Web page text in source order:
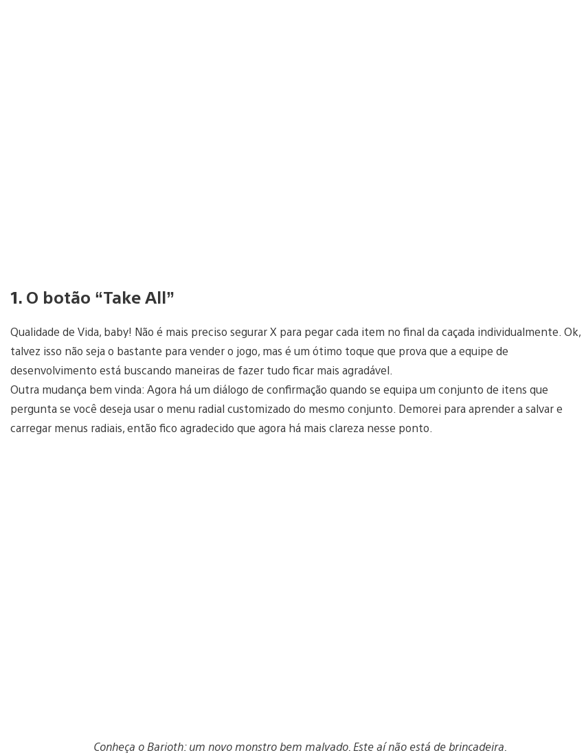
1. O botão “Take All”
Qualidade de Vida, baby! Não é mais preciso segurar X para pegar cada item no final da caçada individualmente. Ok,
talvez isso não seja o bastante para vender o jogo, mas é um ótimo toque que prova que a equipe de
desenvolvimento está buscando maneiras de fazer tudo ficar mais agradável.
Outra mudança bem vinda: Agora há um diálogo de confirmação quando se equipa um conjunto de itens que
pergunta se você deseja usar o menu radial customizado do mesmo conjunto. Demorei para aprender a salvar e
carregar menus radiais, então fico agradecido que agora há mais clareza nesse ponto.
Conheça o Barioth: um novo monstro bem malvado. Este aí não está de brincadeira.